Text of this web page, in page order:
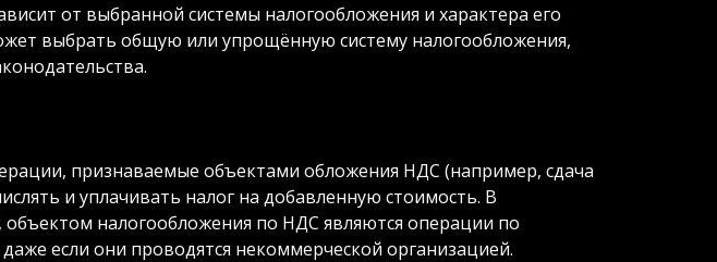
от выбранной системы налогообложения и характера его
выбрать общую или упрощённую систему налогообложения,
признаваемые объектами обложения НДС (например, сдача
и уплачивать налог на добавленную стоимость. В
объектом налогообложения по НДС являются операции по
если они проводятся некоммерческой организацией.